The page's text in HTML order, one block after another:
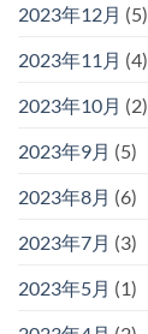
2023年12月 (5)
2023年11月 (4)
2023年10月 (2)
2023年9月 (5)
2023年8月 (6)
2023年7月 (3)
2023年5月 (1)